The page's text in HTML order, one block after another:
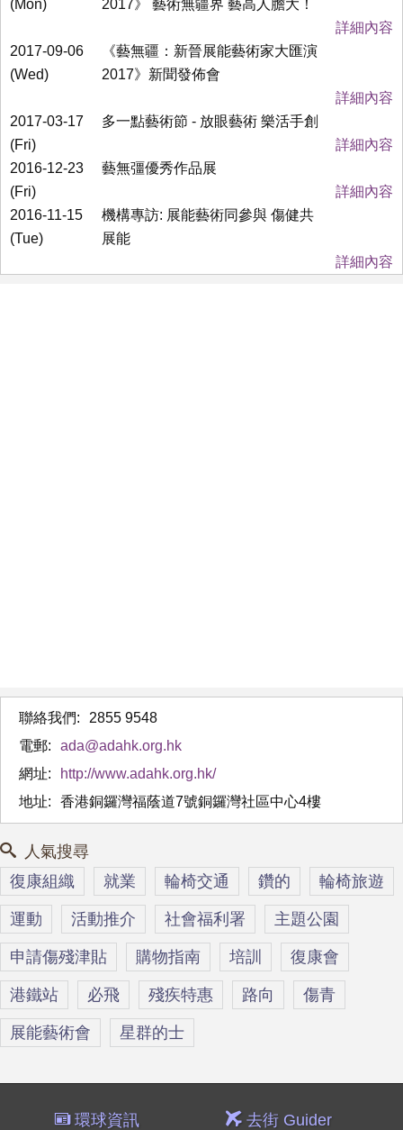
(Mon)
2017》 藝術無疆界 藝高人膽大！
詳細內容
2017-09-06
(Wed)
《藝無疆：新晉展能藝術家大匯演
2017》新聞發佈會
詳細內容
2017-03-17
(Fri)
多一點藝術節 - 放眼藝術 樂活手創
詳細內容
2016-12-23
(Fri)
藝無彊優秀作品展
詳細內容
2016-11-15
(Tue)
機構專訪: 展能藝術同參與 傷健共
展能
詳細內容
聯絡我們:
2855 9548
電郵:
ada@adahk.org.hk
網址:
http://www.adahk.org.hk/
地址:
香港銅鑼灣福蔭道7號銅鑼灣社區中心4樓
人氣搜尋
復康組織 就業 輪椅交通 鑽的 輪椅旅遊
運動 活動推介 社會福利署 主題公園
申請傷殘津貼 購物指南 培訓 復康會
港鐵站 必飛 殘疾特惠 路向 傷青
展能藝術會 星群的士
環球資訊 去街 Guider